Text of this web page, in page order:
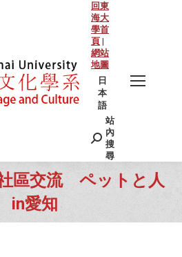
回東
海大
學首
頁 |
網站
地圖
日
本
語
Search:
站
內
搜
尋
區交流 ペットと人
in愛知
You are here: